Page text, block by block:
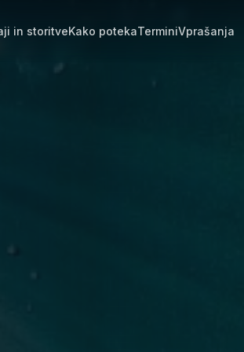
in storitveKako potekaTerminiVprašanja